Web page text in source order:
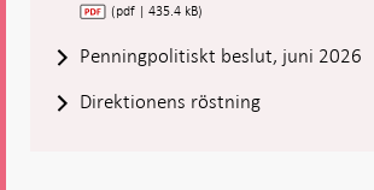
(pdf | 435.4 kB)
Penningpolitiskt beslut, juni 2026
Direktionens röstning